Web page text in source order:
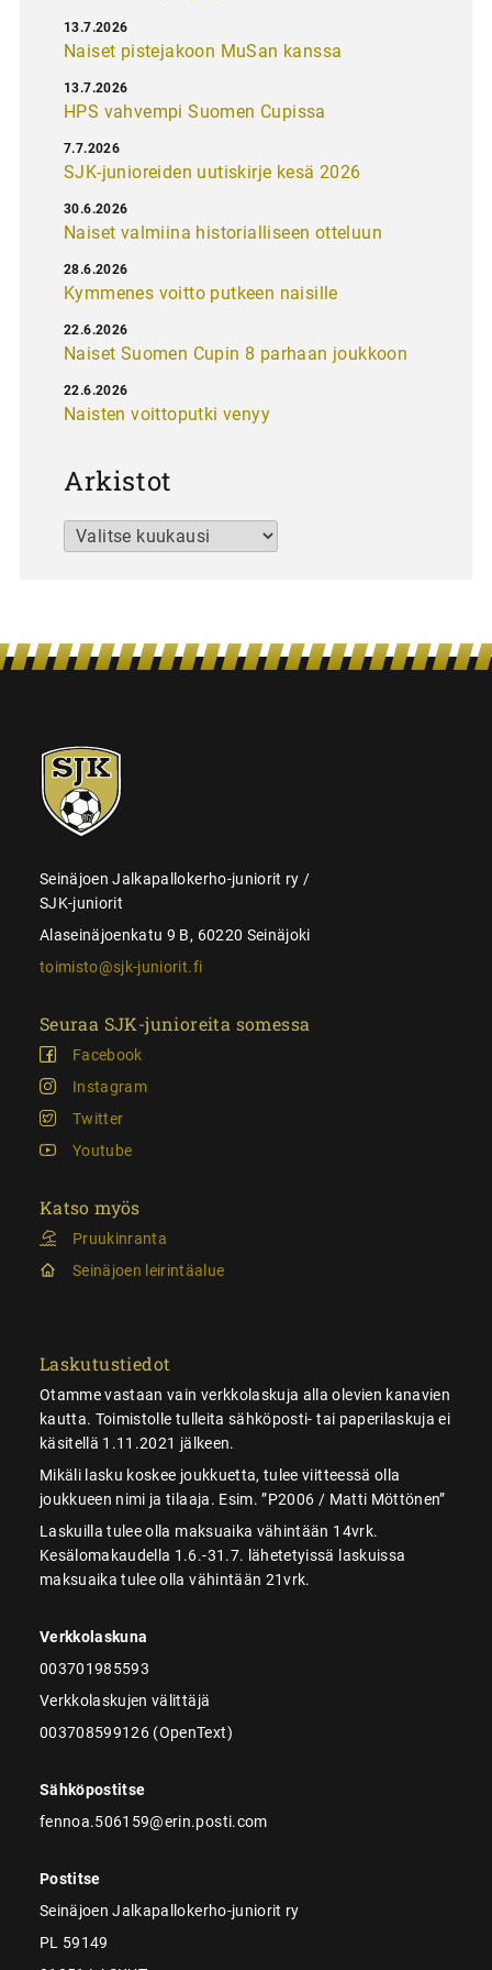
Naiset pistejakoon MuSan kanssa
13.7.2026
HPS vahvempi Suomen Cupissa
13.7.2026
SJK-junioreiden uutiskirje kesä 2026
7.7.2026
Naiset valmiina historialliseen otteluun
30.6.2026
Kymmenes voitto putkeen naisille
28.6.2026
Naiset Suomen Cupin 8 parhaan joukkoon
22.6.2026
Naisten voittoputki venyy
22.6.2026
Arkistot
Arkistot
SJK-
juniorit
Seinäjoen Jalkapallokerho-juniorit ry /
SJK-juniorit
Alaseinäjoenkatu 9 B, 60220 Seinäjoki
toimisto@sjk-juniorit.fi
Seuraa SJK-junioreita somessa
Facebook
Instagram
Twitter
Youtube
Katso myös
Pruukinranta
Seinäjoen leirintäalue
Laskutustiedot
Otamme vastaan vain verkkolaskuja alla olevien kanavien
kautta. Toimistolle tulleita sähköposti- tai paperilaskuja ei
käsitellä 1.11.2021 jälkeen.
Mikäli lasku koskee joukkuetta, tulee viitteessä olla
joukkueen nimi ja tilaaja. Esim. ”P2006 / Matti Möttönen”
Laskuilla tulee olla maksuaika vähintään 14vrk.
Kesälomakaudella 1.6.-31.7. lähetetyissä laskuissa
maksuaika tulee olla vähintään 21vrk.
Verkkolaskuna
003701985593
Verkkolaskujen välittäjä
003708599126 (OpenText)
Sähköpostitse
fennoa.506159@erin.posti.com
Postitse
Seinäjoen Jalkapallokerho-juniorit ry
PL 59149